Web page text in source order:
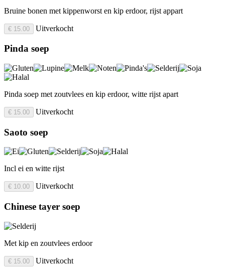
Bruine bonen met kippenworst en kip erdoor, rijst appart
€ 15.00 Uitverkocht
Pinda soep
Pinda soep met zoutvlees en kip erdoor, witte rijst apart
€ 15.00 Uitverkocht
Saoto soep
Incl ei en witte rijst
€ 10.00 Uitverkocht
Chinese tayer soep
Met kip en zoutvlees erdoor
€ 15.00 Uitverkocht